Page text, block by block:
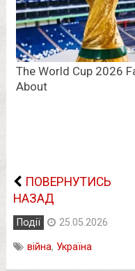
ПОВЕРНУТИСЬ
НАЗАД
Події 25.05.2026
війна, Україна